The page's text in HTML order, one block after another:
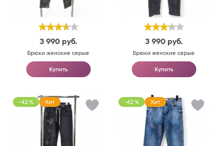
3 990 руб.
Брюки женские серые
Купить
3 990 руб.
Брюки женские серые
Купить
-42 % Хит -42 % Хит